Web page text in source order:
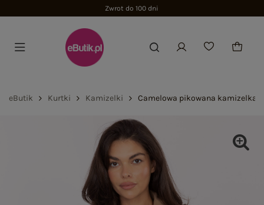
Zwrot do 100 dni
eButik Kurtki Kamizelki Camelowa pikowana kamizelka z